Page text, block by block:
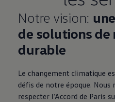
Notre vision:
de solutions
durable
Le changement climatique
défis de notre époque. Nous
respecter l’Accord de Paris